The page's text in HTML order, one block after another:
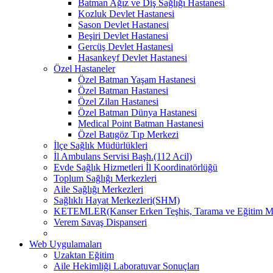
Batman Ağız ve Diş Sağlığı Hastanesi
Kozluk Devlet Hastanesi
Sason Devlet Hastanesi
Beşiri Devlet Hastanesi
Gercüş Devlet Hastanesi
Hasankeyf Devlet Hastanesi
Özel Hastaneler
Özel Batman Yaşam Hastanesi
Özel Batman Hastanesi
Özel Zilan Hastanesi
Özel Batman Dünya Hastanesi
Medical Point Batman Hastanesi
Özel Batıgöz Tıp Merkezi
İlçe Sağlık Müdürlükleri
İl Ambulans Servisi Başh.(112 Acil)
Evde Sağlık Hizmetleri İl Koordinatörlüğü
Toplum Sağlığı Merkezleri
Aile Sağlığı Merkezleri
Sağlıklı Hayat Merkezleri(SHM)
KETEMLER(Kanser Erken Teşhis, Tarama ve Eğitim
Verem Savaş Dispanseri
Web Uygulamaları
Uzaktan Eğitim
Aile Hekimliği Laboratuvar Sonuçları